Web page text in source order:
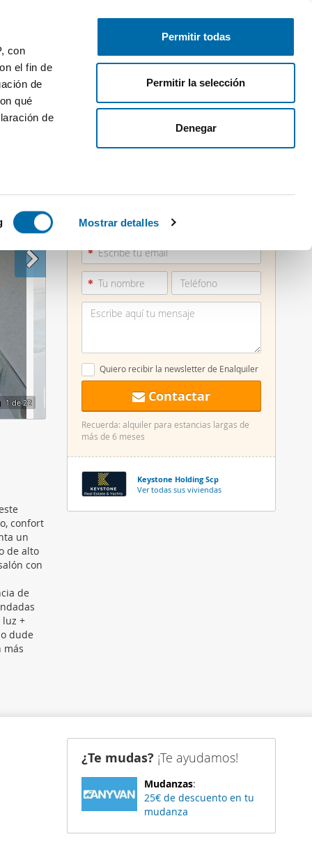
con
el fin de
de
qué
de
(huellas
momento
del uso
Mostrar detalles
Permitir todas
Permitir la selección
Denegar
Publica gratis Inicia sesión
1 de 22
871 21... Ver teléfono
Quiero recibir la newsletter de Enalquiler
Contactar
Recuerda: alquiler para estancias largas de
más de 6 meses
Keystone Holding Scp
Ver todas sus viviendas
confort
un
de alto
con
de
luz +
dude
más
¿Te mudas? ¡Te ayudamos!
Mudanzas:
25€ de descuento en tu
mudanza